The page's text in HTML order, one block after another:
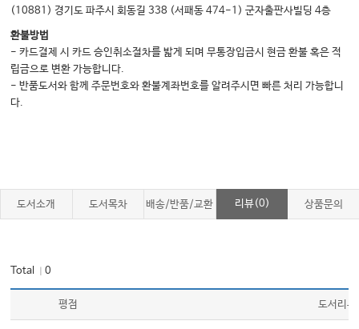
(10881) 경기도 파주시 회동길 338 (서패동 474-1) 군자출판사빌딩 4층
환불방법
- 카드결제 시 카드 승인취소절차를 밟게 되며 무통장입금시 현금 환불 혹은 적
립금으로 변환 가능합니다.
- 반품도서와 함께 주문번호와 환불계좌번호를 알려주시면 빠른 처리 가능합니
다.
도서소개 도서목차 배송/반품/교환 리뷰(0) 상품문의
Total ｜0
평점 도서리뷰